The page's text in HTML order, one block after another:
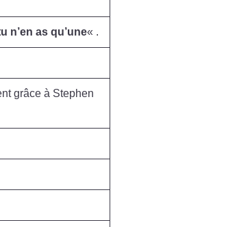
n’en as qu’une« .
grâce à Stephen